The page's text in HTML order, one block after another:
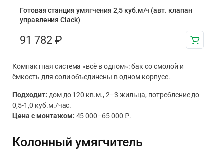
Готовая станция умягчения 2,5 куб.м/ч (авт. клапан
управления Clack)
91 782 ₽
Компактная система «всё в одном»: бак со смолой и
ёмкость для соли объединены в одном корпусе.
Подходит: дом до 120 кв.м., 2–3 жильца, потребление до
0,5-1,0 куб.м./час.
Цена с монтажом: 45 000–65 000 ₽.
Колонный умягчитель